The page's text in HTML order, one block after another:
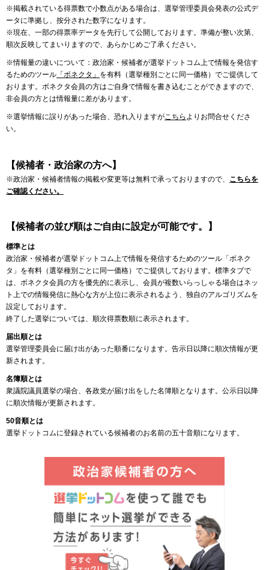
※掲載されている得票数で小数点がある場合は、選挙管理委員会発表の公式デ
ータに準拠し、按分された数字になります。
※現在、一部の得票率データを先行して公開しております。準備が整い次第、
順次反映してまいりますので、あらかじめご了承ください。
※情報量の違いについて：政治家・候補者が選挙ドットコム上で情報を発信す
るためのツール 「ボネクタ」 を有料（選挙種別ごとに同一価格）でご提供して
おります。ボネクタ会員の方はご自身で情報を書き込むことができますので、
非会員の方とは情報量に差があります。
※選挙情報に誤りがあった場合、恐れ入りますがこちら よりお問合せくださ
い。
【候補者・政治家の方へ】
※政治家・候補者情報の掲載や変更等は無料で承っておりますので、 こちらを
ご確認ください。
【候補者の並び順はご自由に設定が可能です。】
標準とは
政治家・候補者が選挙ドットコム上で情報を発信するためのツール「ボネク
タ」を有料（選挙種別ごとに同一価格）でご提供しております。標準タブで
は、ボネクタ会員の方を優先的に表示し、会員が複数いらっしゃる場合はネッ
ト上での情報発信に熱心な方が上位に表示されるよう、独自のアルゴリズムを
設定しております。
終了した選挙については、順次得票数順に表示されます。
届出順とは
選挙管理委員会に届け出があった順番になります。告示日以降に順次情報が更
新されます。
名簿順とは
衆議院議員選挙の場合、各政党が届け出をした名簿順となります。公示日以降
に順次情報が更新されます。
50音順とは
選挙ドットコムに登録されている候補者のお名前の五十音順になります。